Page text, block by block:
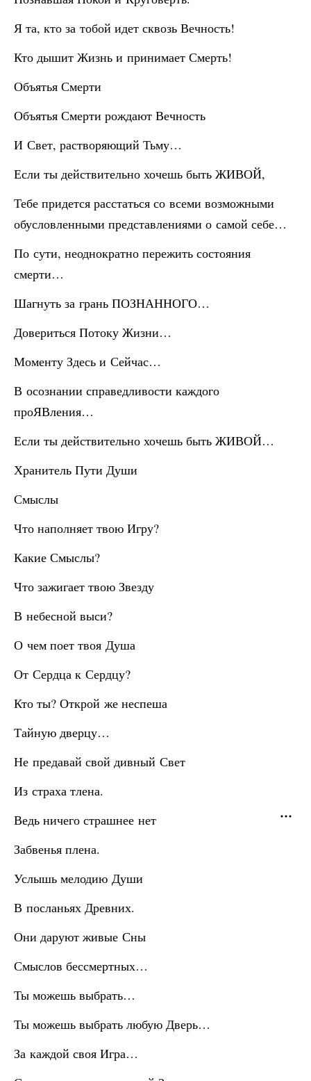
Я та, кто за тобой идет сквозь Вечность!
Кто дышит Жизнь и принимает Смерть!
Объятья Смерти
Объятья Смерти рождают Вечность
И Свет, растворяющий Тьму…
Если ты действительно хочешь быть ЖИВОЙ,
Тебе придется расстаться со всеми возможными
обусловленными представлениями о самой себе…
По сути, неоднократно пережить состояния
смерти…
Шагнуть за грань ПОЗНАННОГО…
Довериться Потоку Жизни…
Моменту Здесь и Сейчас…
В осознании справедливости каждого
проЯВления…
Если ты действительно хочешь быть ЖИВОЙ…
Хранитель Пути Души
Смыслы
Что наполняет твою Игру?
Какие Смыслы?
Что зажигает твою Звезду
В небесной выси?
О чем поет твоя Душа
От Сердца к Сердцу?
Кто ты? Открой же неспеша
Тайную дверцу…
Не предавай свой дивный Свет
Из страха тлена.
Ведь ничего страшнее нет
Забвенья плена.
Услышь мелодию Души
В посланьях Древних.
Они даруют живые Сны
Смыслов бессмертных…
Ты можешь выбрать…
Ты можешь выбрать любую Дверь…
За каждой своя Игра…